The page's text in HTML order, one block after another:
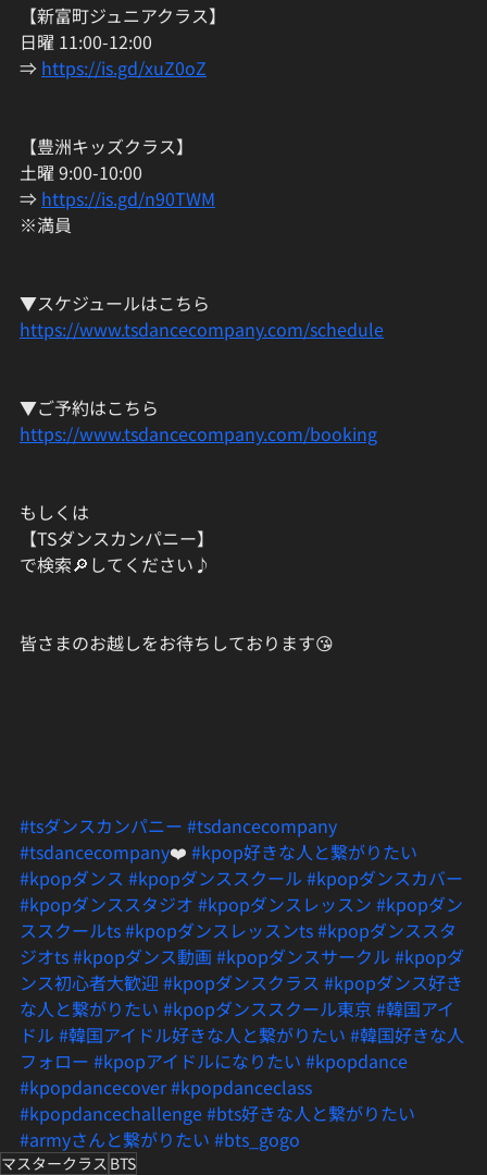
【新富町ジュニアクラス】
日曜 11:00-12:00
⇒ https://is.gd/xuZ0oZ
【豊洲キッズクラス】
土曜 9:00-10:00
⇒ https://is.gd/n90TWM
※満員
▼スケジュールはこちら
https://www.tsdancecompany.com/schedule
▼ご予約はこちら
https://www.tsdancecompany.com/booking
もしくは
【TSダンスカンパニー】
で検索🔎してください♪
皆さまのお越しをお待ちしております😘
#tsダンスカンパニー #tsdancecompany
#tsdancecompany❤️ #kpop好きな人と繋がりたい
#kpopダンス #kpopダンススクール #kpopダンスカバー
#kpopダンススタジオ #kpopダンスレッスン #kpopダン
ススクールts#kpopダンスレッスンts#kpopダンススタ
ジオts#kpopダンス動画 #kpopダンスサークル #kpopダ
ンス初心者大歓迎 #kpopダンスクラス #kpopダンス好き
な人と繋がりたい #kpopダンススクール東京 #韓国アイ
ドル #韓国アイドル好きな人と繋がりたい #韓国好きな人
フォロー #kpopアイドルになりたい #kpopdance
#kpopdancecover#kpopdanceclass
#kpopdancechallenge#bts好きな人と繋がりたい
#armyさんと繋がりたい #bts_gogo
マスタークラス BTS